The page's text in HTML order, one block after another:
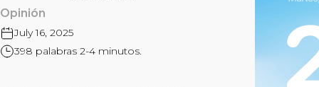
Opinión
July 16, 2025
398 palabras 2-4 minutos.